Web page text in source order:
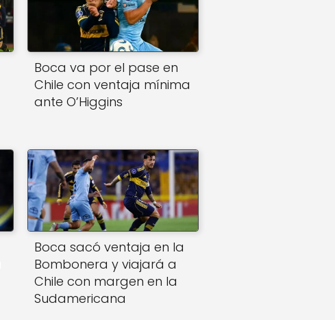
Boca va por el pase en
Chile con ventaja mínima
ante O’Higgins
Boca sacó ventaja en la
Bombonera y viajará a
Chile con margen en la
Sudamericana